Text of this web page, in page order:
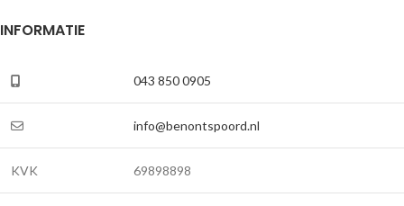
INFORMATIE
043 850 0905
info@benontspoord.nl
KVK 69898898